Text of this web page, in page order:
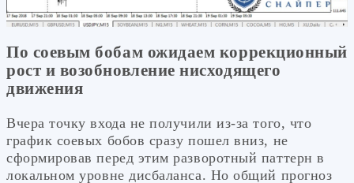
По соевым бобам ожидаем коррекционный
рост и возобновление нисходящего
движения
Вчера точку входа не получили из-за того, что
график соевых бобов сразу пошел вниз, не
сформировав перед этим разворотный паттерн в
локальном уровне дисбаланса. Но общий прогноз